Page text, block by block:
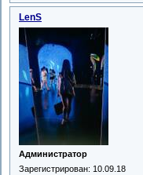
LenS
Администратор
Зарегистрирован: 10.09.18